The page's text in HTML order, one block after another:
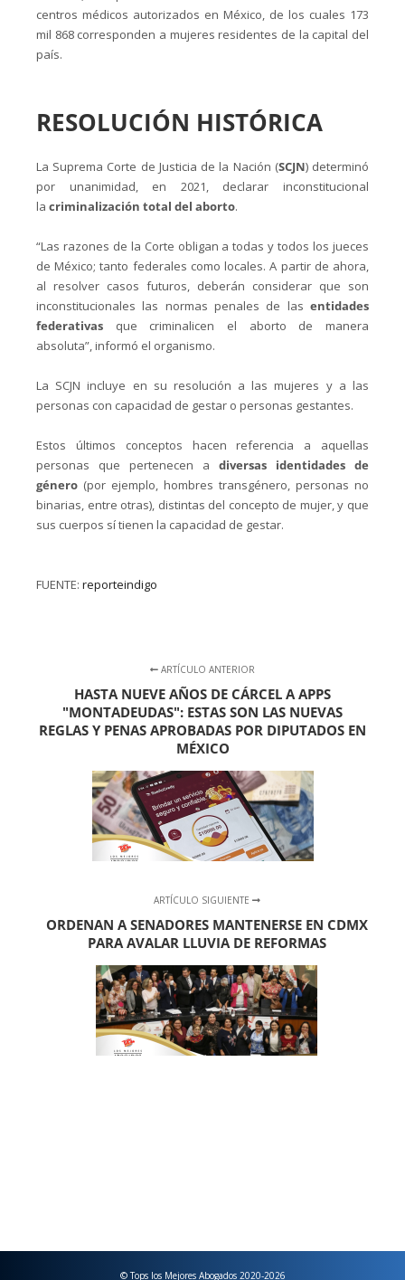
centros médicos autorizados en México, de los cuales 173
mil 868 corresponden a mujeres residentes de la capital del
país.
RESOLUCIÓN HISTÓRICA
La Suprema Corte de Justicia de la Nación (SCJN) determinó
por unanimidad, en 2021, declarar inconstitucional
la criminalización total del aborto.
“Las razones de la Corte obligan a todas y todos los jueces
de México; tanto federales como locales. A partir de ahora,
al resolver casos futuros, deberán considerar que son
inconstitucionales las normas penales de las entidades
federativas que criminalicen el aborto de manera
absoluta”, informó el organismo.
La SCJN incluye en su resolución a las mujeres y a las
personas con capacidad de gestar o personas gestantes.
Estos últimos conceptos hacen referencia a aquellas
personas que pertenecen a diversas identidades de
género (por ejemplo, hombres transgénero, personas no
binarias, entre otras), distintas del concepto de mujer, y que
sus cuerpos sí tienen la capacidad de gestar.
FUENTE: reporteindigo
ARTÍCULO ANTERIOR
HASTA NUEVE AÑOS DE CÁRCEL A APPS
"MONTADEUDAS": ESTAS SON LAS NUEVAS
REGLAS Y PENAS APROBADAS POR DIPUTADOS EN
MÉXICO
ARTÍCULO SIGUIENTE
ORDENAN A SENADORES MANTENERSE EN CDMX
PARA AVALAR LLUVIA DE REFORMAS
© Tops los Mejores Abogados 2020-2026